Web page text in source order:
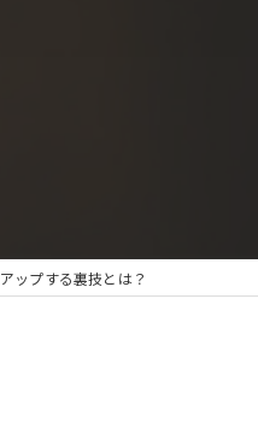
ップする裏技とは？